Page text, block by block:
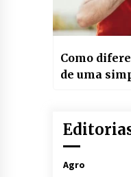
Como
de uma
Agro